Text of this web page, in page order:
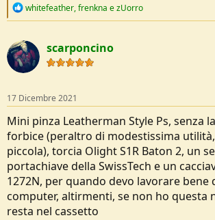
R
c
t
i
o
s
:
whitefeather,frenkna ezUorro
scarponcino
17 Dicembre 2021
Mini pinza Leatherman Style Ps, senza
forbice (peraltro di modestissima
piccola), torcia Olight S1R Baton 2, un
portachiave della SwissTech e un
1272N, per quando devo lavorare bene
computer, altirmenti, se non ho questa
resta nel cassetto